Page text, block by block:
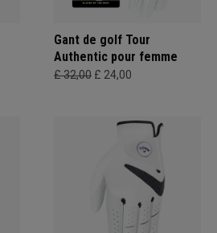
Gant de golf Tour
Authentic pour femme
£ 32,00 £ 24,00